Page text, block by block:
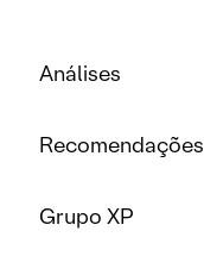
Análises
Recomendações
Grupo XP